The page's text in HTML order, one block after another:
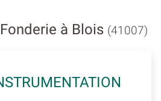
à Blois (41007)